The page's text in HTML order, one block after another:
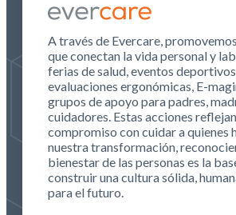
A través de Evercare,
que conectan la vida personal y
ferias de salud, eventos
evaluaciones ergonómicas, E-
grupos de apoyo para padres,
cuidadores. Estas acciones
compromiso con cuidar a quienes
nuestra transformación,
bienestar de las personas es la
construir una cultura sólida,
para el futuro.